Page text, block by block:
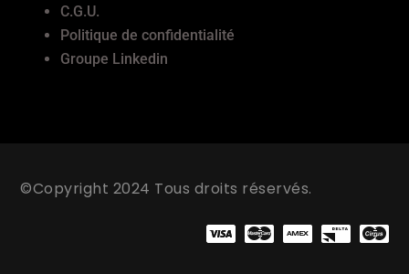
C.G.U.
Politique de confidentialité
Groupe Linkedin
©Copyright 2024 Tous droits réservés.